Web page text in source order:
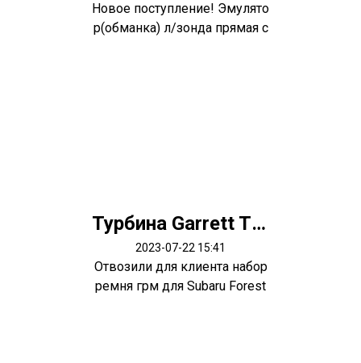
Новое поступление! Эмулято
р(обманка) л/зонда прямая с
Турбина Garrett TF035 Subaru Forester EJ25 EJ20 14412AA420
2023-07-22 15:41
Отвозили для клиента набор
ремня грм для Subaru Forest